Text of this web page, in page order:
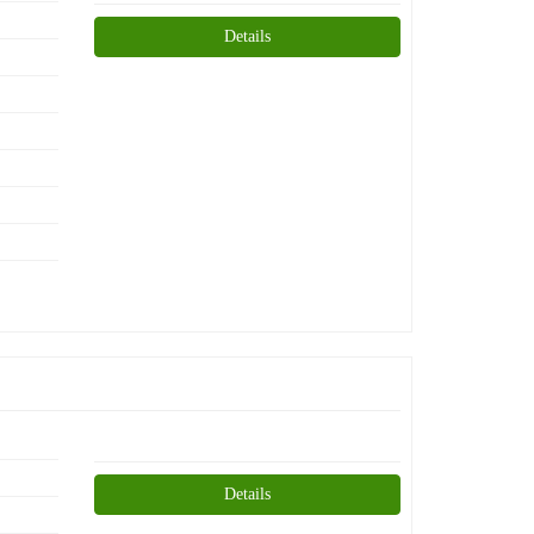
Details
Details